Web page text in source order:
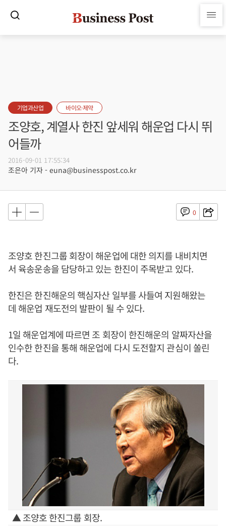
기업과산업 바이오·제약
조양호, 계열사 한진 앞세워 해운업 다시 뛰
어들까
2016-09-01 17:55:34
조은아 기자 - euna@businesspost.co.kr
0
조양호 한진그룹 회장이 해운업에 대한 의지를 내비치면
서 육송운송을 담당하고 있는 한진이 주목받고 있다.
한진은 한진해운의 핵심자산 일부를 사들여 지원해왔는
데 해운업 재도전의 발판이 될 수 있다.
1일 해운업계에 따르면 조 회장이 한진해운의 알짜자산을
인수한 한진을 통해 해운업에 다시 도전할지 관심이 쏠린
다.
▲ 조양호 한진그룹 회장.